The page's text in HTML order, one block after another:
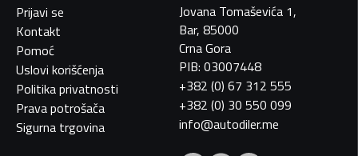
Prijavi se
Kontakt
Pomoć
Uslovi korišćenja
Politika privatnosti
Prava potrošača
Sigurna trgovina
Jovana Tomaševića 1,
Bar, 85000
Crna Gora
PIB: 03007448
+382 (0) 67 312 555
+382 (0) 30 550 099
info@autodiler.me